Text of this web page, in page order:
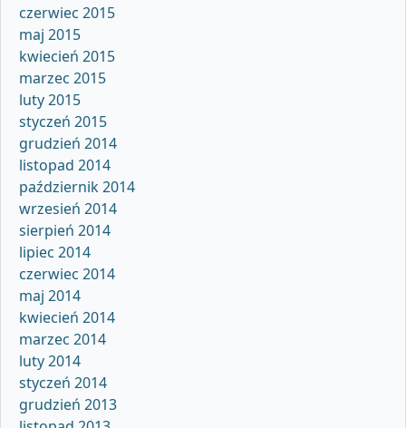
czerwiec 2015
maj 2015
kwiecień 2015
marzec 2015
luty 2015
styczeń 2015
grudzień 2014
listopad 2014
październik 2014
wrzesień 2014
sierpień 2014
lipiec 2014
czerwiec 2014
maj 2014
kwiecień 2014
marzec 2014
luty 2014
styczeń 2014
grudzień 2013